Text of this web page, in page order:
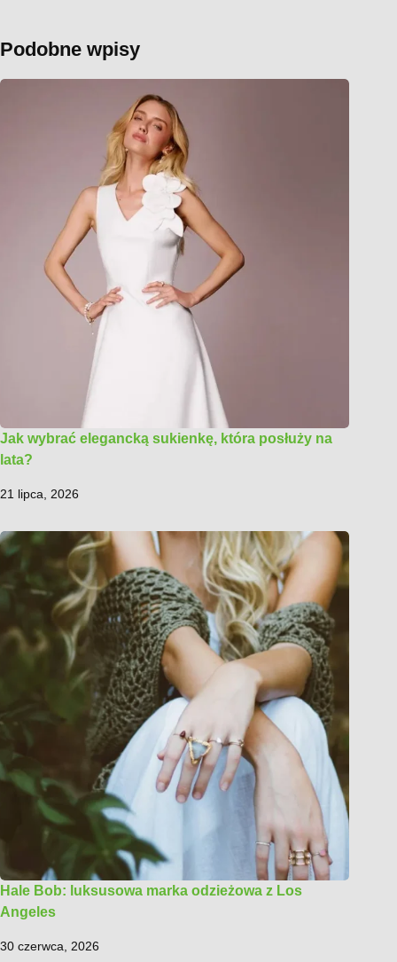
Podobne wpisy
Jak wybrać elegancką sukienkę, która posłuży na
lata?
21 lipca, 2026
Hale Bob: luksusowa marka odzieżowa z Los
Angeles
30 czerwca, 2026